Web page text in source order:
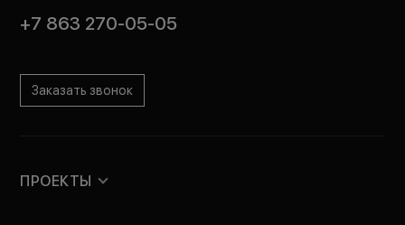
+7 863 270-05-05
Заказать звонок
ПРОЕКТЫ